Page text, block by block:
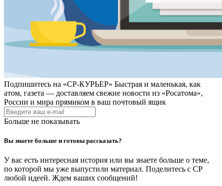
Подпишитесь на «СР-КУРЬЕР» Быстрая и маленькая, как
атом, газета — доставляем свежие новости из «Росатома»,
России и мира прямиком в ваш почтовый ящик
Больше не показывать
Вы знаете больше и готовы рассказать?
У вас есть интересная история или вы знаете больше о теме,
по которой мы уже выпустили материал. Поделитесь с СР
любой идеей. Ждем ваших сообщений!